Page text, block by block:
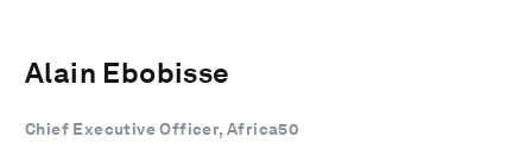
Alain Ebobisse
Chief Executive Officer, Africa50